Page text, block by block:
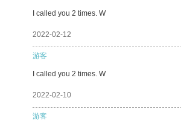
I called you 2 times. W
2022-02-12
游客
I called you 2 times. W
2022-02-10
游客